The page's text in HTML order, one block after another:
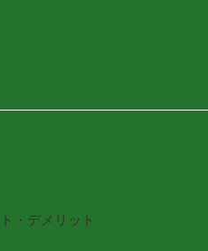
・デメリット